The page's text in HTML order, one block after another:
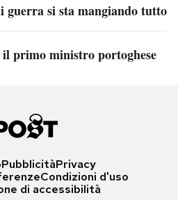
guerra si sta mangiando tutto
primo ministro portoghese
PubblicitàPrivacy
Condizioni d'uso
di accessibilità